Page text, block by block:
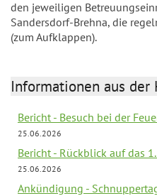
den jeweiligen
Sandersdorf-Brehna, die
(zum Aufklappen).
Informationen aus der
Bericht - Besuch bei der
25.06.2026
Bericht - Rückblick auf das
25.06.2026
Ankündigung -